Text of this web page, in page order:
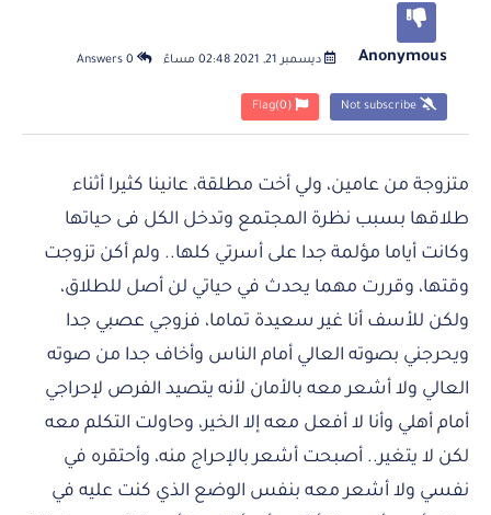
Anonymous ديسمبر 21, 2021 02:48 مساءً
Flag(0)
متزوجة من عامين، ولي أخت مطلقة، عانينا كثيرا أثناء
طلاقها بسبب نظرة المجتمع وتدخل الكل فى حياتها
وكانت أياما مؤلمة جدا على أسرتي كلها.. ولم أكن تزوجت
وقتها، وقررت مهما يحدث في حياتي لن أصل للطلاق،
ولكن للأسف أنا غير سعيدة تماما، فزوجي عصبي جدا
ويحرجني بصوته العالي أمام الناس وأخاف جدا من صوته
العالي ولا أشعر معه بالأمان لأنه يتصيد الفرص لإحراجي
أمام أهلي وأنا لا أفعل معه إلا الخير، وحاولت التكلم معه
لكن لا يتغير.. أصبحت أشعر بالإحراج منه، وأحتقره في
نفسي ولا أشعر معه بنفس الوضع الذي كنت عليه في